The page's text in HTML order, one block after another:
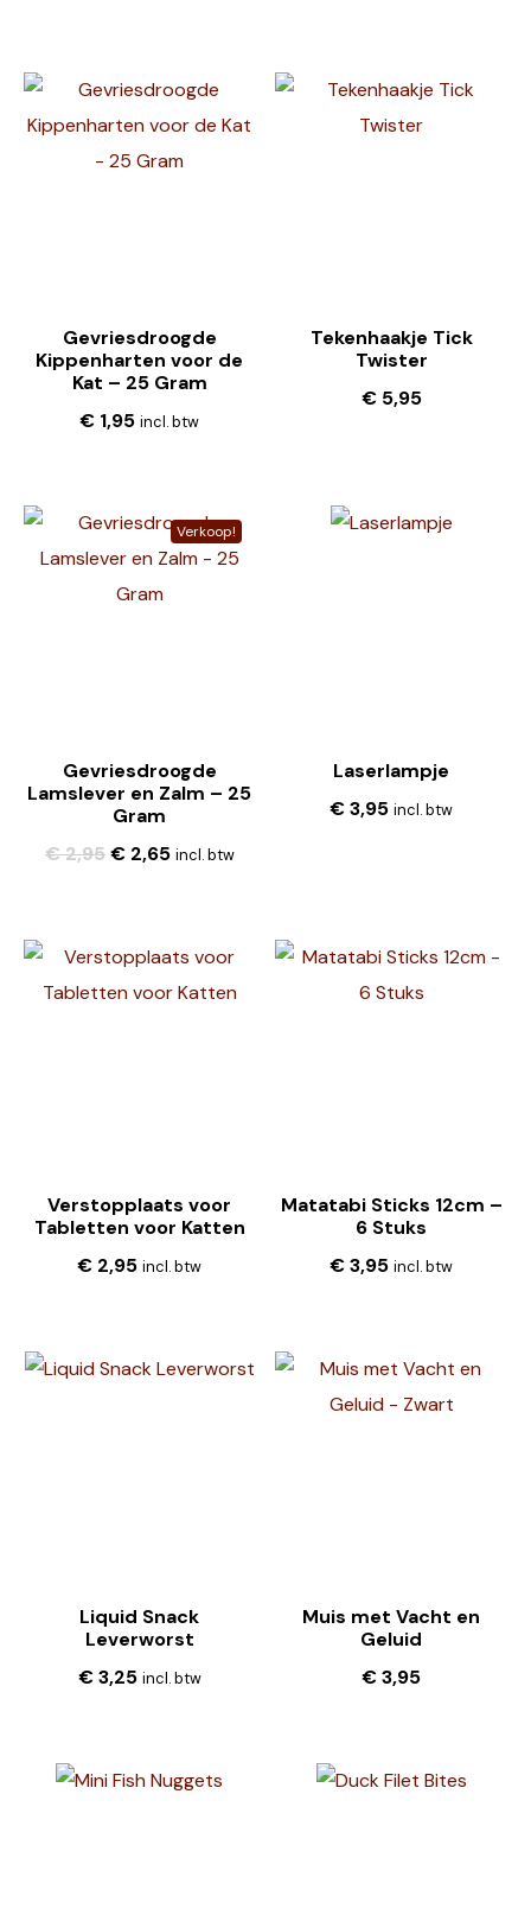
Gevriesdroogde
Kippenharten voor de
Kat – 25 Gram
€ 1,95 incl. btw
Tekenhaakje Tick
Twister
€5,95
Verkoop!
Gevriesdroogde
Lamslever en Zalm – 25
Gram
€2,95€2,65 incl. btw
Laserlampje
€3,95 incl. btw
Verstopplaats voor
Tabletten voor Katten
€ 2,95 incl. btw
Matatabi Sticks 12cm –
6 Stuks
€3,95 incl. btw
Liquid Snack
Leverworst
€3,25 incl. btw
Muis met Vacht en
Geluid
€3,95